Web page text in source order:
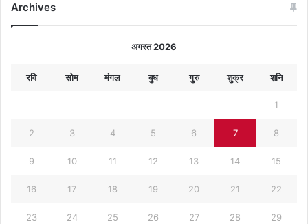
Archives
अगस्त 2026
रवि सोम मंगल बुध गुरु शुक्र शनि
1
2 3 4 5 6 7 8
9 10 11 12 13 14 15
16 17 18 19 20 21 22
23 24 25 26 27 28 29